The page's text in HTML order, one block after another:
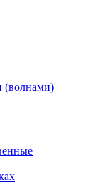
(волнами)